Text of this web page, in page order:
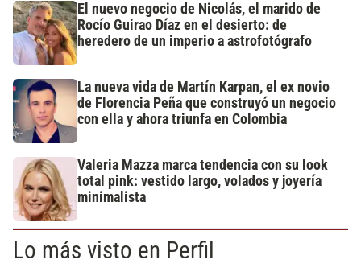
El nuevo negocio de Nicolás, el marido de
Rocío Guirao Díaz en el desierto: de
heredero de un imperio a astrofotógrafo
La nueva vida de Martín Karpan, el ex novio
de Florencia Peña que construyó un negocio
con ella y ahora triunfa en Colombia
Valeria Mazza marca tendencia con su look
total pink: vestido largo, volados y joyería
minimalista
Lo más visto en Perfil